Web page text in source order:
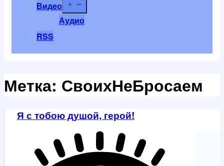
Видео
Аудио
RSS
Метка: СвоихНеБросаем
Я с тобою душой, герой!